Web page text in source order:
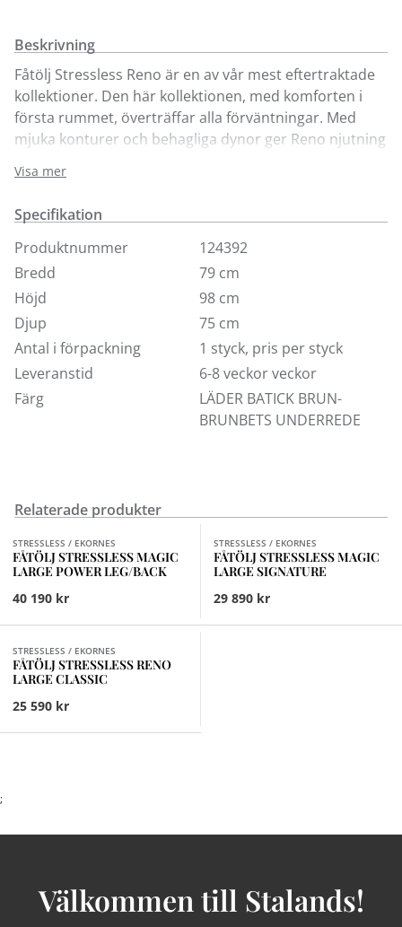
Beskrivning
Fåtölj Stressless Reno är en av vår mest eftertraktade
kollektioner. Den här kollektionen, med komforten i
första rummet, överträffar alla förväntningar. Med
mjuka konturer och behagliga dynor ger Reno njutning
Glide® och Plus® svarar Reno på kroppens minsta
rörelse. Tillsammans med en fullständig 360°
snurrfunktion och justerbart nackstöd ger den ett
överlägset stöd och makalös komfort. Komplettera
rummet med en matchande soffa, stol, tvåsitssoffa
eller sektionsmöbel i serien Manhattan eller Oslo.
Detta pris avser endast fåtöljen. Pall finns att köpa
separat.
Visa mer
Specifikation
Produktnummer
124392
Bredd
79 cm
Höjd
98 cm
Djup
75 cm
Antal i förpackning
1 styck, pris per styck
Leveranstid
6-8 veckor veckor
Färg
LÄDER BATICK BRUN-
BRUNBETS UNDERREDE
Relaterade produkter
Finns i fler val (9)
STRESSLESS / EKORNES
FÅTÖLJ STRESSLESS MAGIC
LARGE POWER LEG/BACK
40 190 kr
STRESSLESS / EKORNES
FÅTÖLJ STRESSLESS MAGIC
LARGE SIGNATURE
29 890 kr
STRESSLESS / EKORNES
FÅTÖLJ STRESSLESS RENO
LARGE CLASSIC
25 590 kr
;
Välkommen till Stalands!